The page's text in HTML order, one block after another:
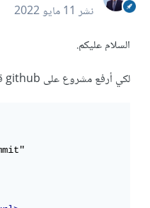
نشر11 مايو 2022
السلام عليكم.
لكي أرفع مشروع على github قمت بتنفيذ الأوامر التالية: